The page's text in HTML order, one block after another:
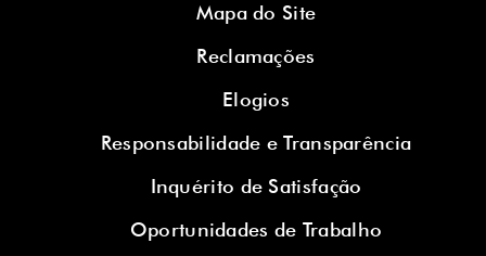
Mapa do Site
Reclamações
Elogios
Responsabilidade e Transparência
Inquérito de Satisfação
Oportunidades de Trabalho